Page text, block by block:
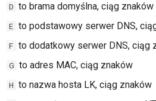
D to brama domyślna, ciąg znaków
E to podstawowy serwer DNS,
F to dodatkowy serwer DNS, ciąg
G to adres MAC, ciąg znaków
H to nazwa hosta LK, ciąg znaków